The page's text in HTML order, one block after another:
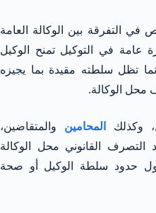
في التفرقة بين الوكالة العامة
عامة في التوكيل تمنح الوكيل
تظل سلطته مقيدة بما يجيزه
محل الوكالة.
وكذلك المحامين والمتقاضين،
التصرف القانوني محل الوكالة
حدود سلطة الوكيل أو صحة